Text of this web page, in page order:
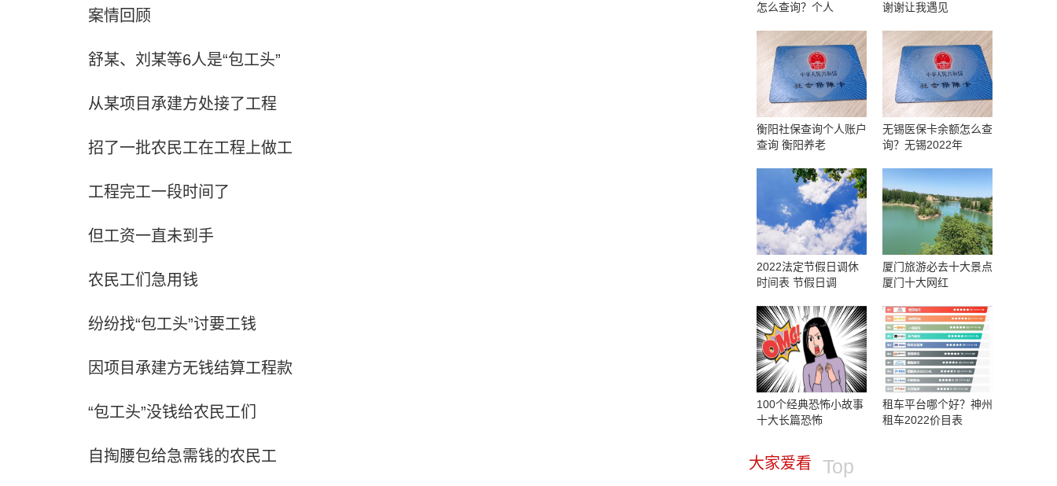
案情回顾
舒某、刘某等6人是“包工头”
从某项目承建方处接了工程
招了一批农民工在工程上做工
工程完工一段时间了
但工资一直未到手
农民工们急用钱
纷纷找“包工头”讨要工钱
因项目承建方无钱结算工程款
“包工头”没钱给农民工们
自掏腰包给急需钱的农民工
怎么查询？个人
谢谢让我遇见
衡阳社保查询个人账户
查询 衡阳养老
无锡医保卡余额怎么查
询？无锡2022年
2022法定节假日调休
时间表 节假日调
厦门旅游必去十大景点
厦门十大网红
100个经典恐怖小故事
十大长篇恐怖
租车平台哪个好？神州
租车2022价目表
大家爱看 Top